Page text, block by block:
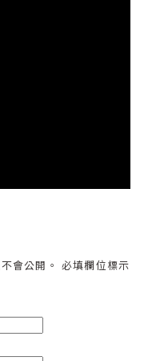
會公開。 必填欄位標示